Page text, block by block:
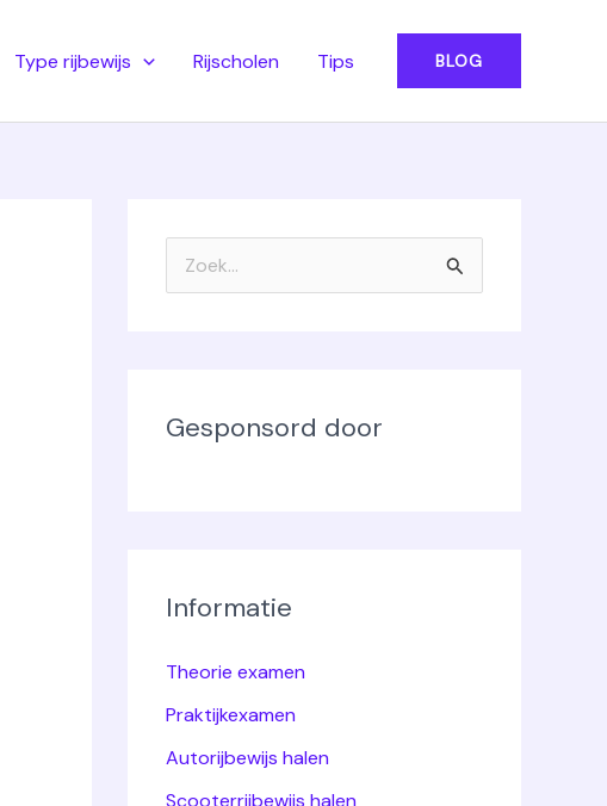
Type rijbewijs Rijscholen Tips BLOG
n
Gesponsord door
Informatie
Theorie examen
Praktijkexamen
Autorijbewijs halen
Scooterrijbewijs halen